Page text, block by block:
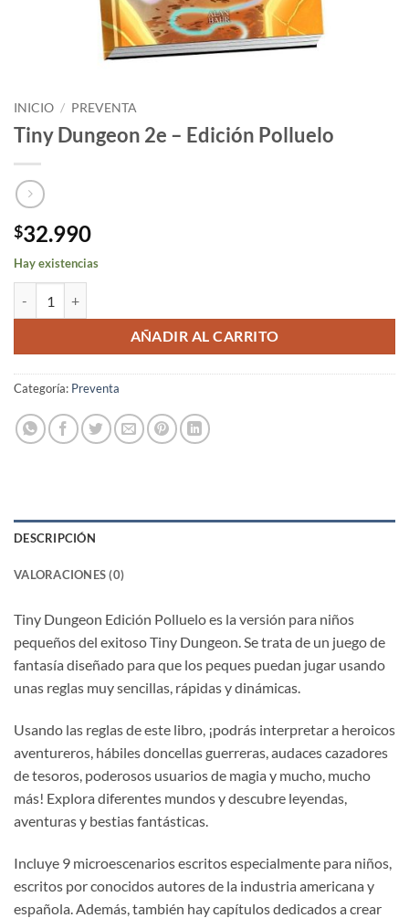
INICIO / PREVENTA
Tiny Dungeon 2e – Edición Polluelo
$32.990
Hay existencias
AÑADIR AL CARRITO
Categoría: Preventa
DESCRIPCIÓN
VALORACIONES (0)
Tiny Dungeon Edición Polluelo es la versión para niños
pequeños del exitoso Tiny Dungeon. Se trata de un juego de
fantasía diseñado para que los peques puedan jugar usando
unas reglas muy sencillas, rápidas y dinámicas.
Usando las reglas de este libro, ¡podrás interpretar a heroicos
aventureros, hábiles doncellas guerreras, audaces cazadores
de tesoros, poderosos usuarios de magia y mucho, mucho
más! Explora diferentes mundos y descubre leyendas,
aventuras y bestias fantásticas.
Incluye 9 microescenarios escritos especialmente para niños,
escritos por conocidos autores de la industria americana y
española. Además, también hay capítulos dedicados a crear